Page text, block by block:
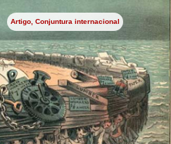
Artigo Conjuntura internacional